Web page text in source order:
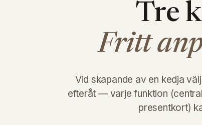
Tre
Fritt
Vid skapande av en kedja
efteråt — varje funktion
presentkort)